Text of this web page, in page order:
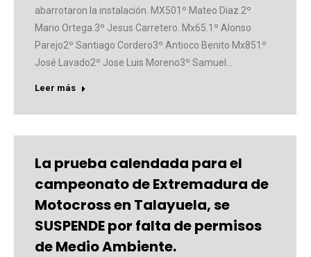
abarrotaron la instalación. MX501º Mateo Diaz.2º
Mario Ortega.3º Jesus Carretero. Mx65.1º Alonso
Parejo2º Santiago Cordero3º Antioco Benito Mx851º
José Lavado2º Jose Luis Moreno3º Samuel…
Leer más
La prueba calendada para el
campeonato de Extremadura de
Motocross en Talayuela, se
SUSPENDE por falta de permisos
de Medio Ambiente.